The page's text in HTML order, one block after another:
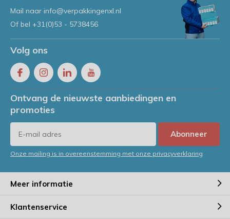
Mail naar info@verpakkingenxl.nl
Of bel +31(0)53 - 5738456
Volg ons
Ontvang de nieuwste aanbiedingen en
promoties
Abonneer
Onze mailing is in overeenstemming met onze privacyverklaring
Meer informatie
Klantenservice